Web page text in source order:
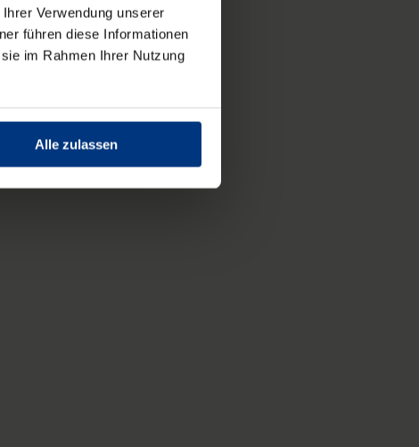
Verwendung unserer
führen diese Informationen
im Rahmen Ihrer Nutzung
Alle zulassen